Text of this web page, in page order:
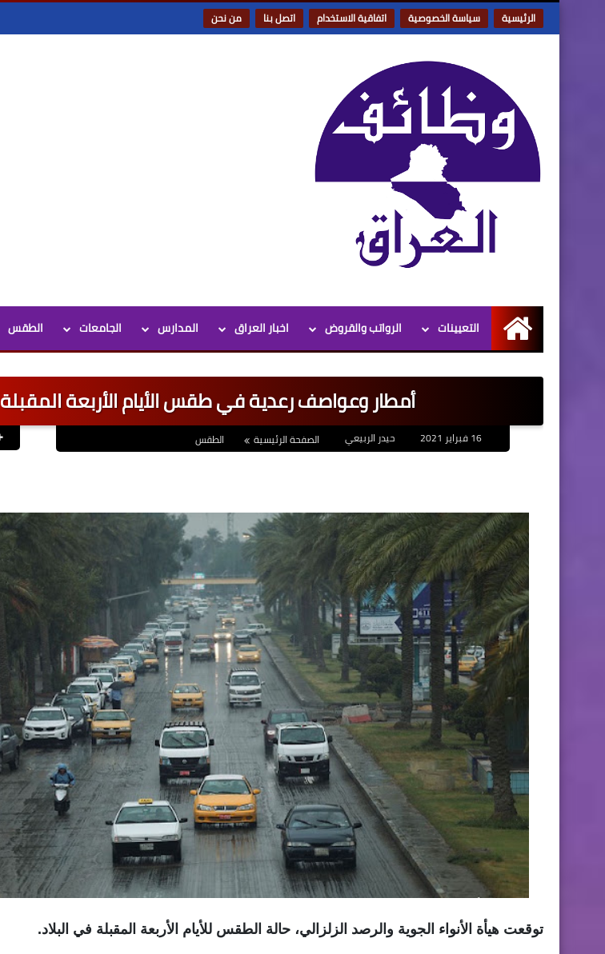
الرئيسية سياسة الخصوصية اتفاقية الاستخدام اتصل بنا من نحن
الرئيسية
التعيينات الرواتب والقروض اخبار العراق المدارس الجامعات الطقس
أمطار وعواصف رعدية في طقس الأيام الأربعة المقبلة
حيدر الربيعي الصفحة الرئيسية الطقس
توقعت هيأة الأنواء الجوية والرصد الزلزالي، حالة الطقس للأيام الأربعة المقبلة في البلاد.